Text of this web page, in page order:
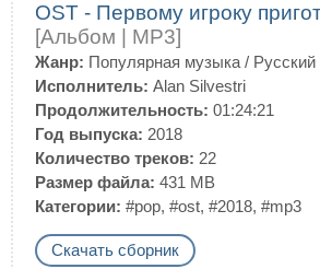
OST - Первому игроку
[Альбом | MP3]
Жанр: Популярная музыка / Русский
Исполнитель: Alan Silvestri
Продолжительность: 01:24:21
Год выпуска: 2018
Количество треков: 22
Размер файла: 431 MB
Категории: #pop, #ost, #2018, #mp3
Скачать сборник